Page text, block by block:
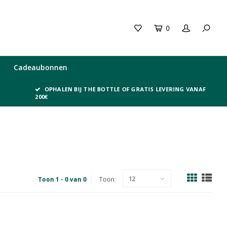
0
Cadeaubonnen
OPHALEN BIJ THE BOTTLE OF GRATIS LEVERING VANAF
200€
Toon 1 - 0 van 0 Toon: 12